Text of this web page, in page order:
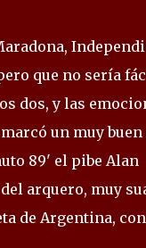
que no sería
dos, y las
un muy
89' el pibe Alan
arquero, muy
de Argentina,